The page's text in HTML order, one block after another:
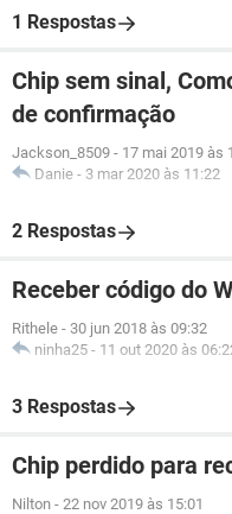
1 Respostas
Chip sem sinal,
de confirmação
Jackson_8509 - 17 mai 2019 às
Danie - 3 mar 2020 às 11:22
2 Respostas
Receber código do
Rithele - 30 jun 2018 às 09:32
ninha25 - 11 out 2020 às
3 Respostas
Chip perdido para
Nilton - 22 nov 2019 às 15:01